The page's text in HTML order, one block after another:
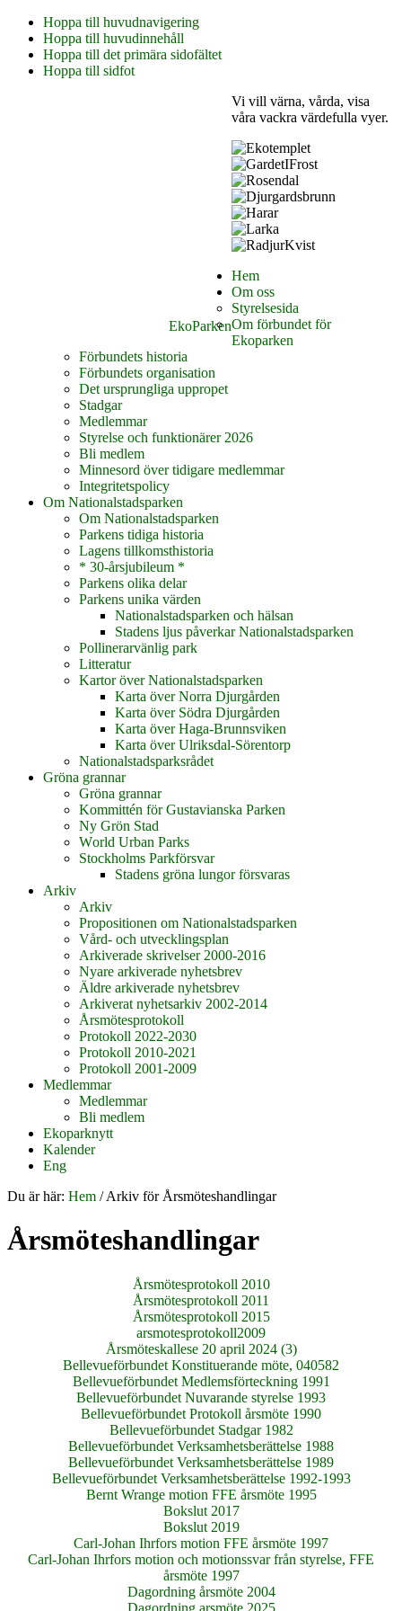
Hoppa till huvudnavigering
Hoppa till huvudinnehåll
Hoppa till det primära sidofältet
Hoppa till sidfot
EkoParken
Vi vill värna, vårda, visa
våra vackra värdefulla vyer.
Hem
Om oss
Styrelsesida
Om förbundet för
Ekoparken
Förbundets historia
Förbundets organisation
Det ursprungliga uppropet
Stadgar
Medlemmar
Styrelse och funktionärer 2026
Bli medlem
Minnesord över tidigare medlemmar
Integritetspolicy
Om Nationalstadsparken
Om Nationalstadsparken
Parkens tidiga historia
Lagens tillkomsthistoria
* 30-årsjubileum *
Parkens olika delar
Parkens unika värden
Nationalstadsparken och hälsan
Stadens ljus påverkar Nationalstadsparken
Pollinerarvänlig park
Litteratur
Kartor över Nationalstadsparken
Karta över Norra Djurgården
Karta över Södra Djurgården
Karta över Haga-Brunnsviken
Karta över Ulriksdal-Sörentorp
Nationalstadsparksrådet
Gröna grannar
Gröna grannar
Kommittén för Gustavianska Parken
Ny Grön Stad
World Urban Parks
Stockholms Parkförsvar
Stadens gröna lungor försvaras
Arkiv
Arkiv
Propositionen om Nationalstadsparken
Vård- och utvecklingsplan
Arkiverade skrivelser 2000-2016
Nyare arkiverade nyhetsbrev
Äldre arkiverade nyhetsbrev
Arkiverat nyhetsarkiv 2002-2014
Årsmötesprotokoll
Protokoll 2022-2030
Protokoll 2010-2021
Protokoll 2001-2009
Medlemmar
Medlemmar
Bli medlem
Ekoparknytt
Kalender
Eng
Du är här: Hem /Arkiv för Årsmöteshandlingar
Årsmöteshandlingar
Årsmötesprotokoll 2010
Årsmötesprotokoll 2011
Årsmötesprotokoll 2015
arsmotesprotokoll2009
Årsmöteskallese 20 april 2024 (3)
Bellevueförbundet Konstituerande möte, 040582
Bellevueförbundet Medlemsförteckning 1991
Bellevueförbundet Nuvarande styrelse 1993
Bellevueförbundet Protokoll årsmöte 1990
Bellevueförbundet Stadgar 1982
Bellevueförbundet Verksamhetsberättelse 1988
Bellevueförbundet Verksamhetsberättelse 1989
Bellevueförbundet Verksamhetsberättelse 1992-1993
Bernt Wrange motion FFE årsmöte 1995
Bokslut 2017
Bokslut 2019
Carl-Johan Ihrfors motion FFE årsmöte 1997
Carl-Johan Ihrfors motion och motionssvar från styrelse, FFE
årsmöte 1997
Dagordning årsmöte 2004
Dagordning arsmöte 2025